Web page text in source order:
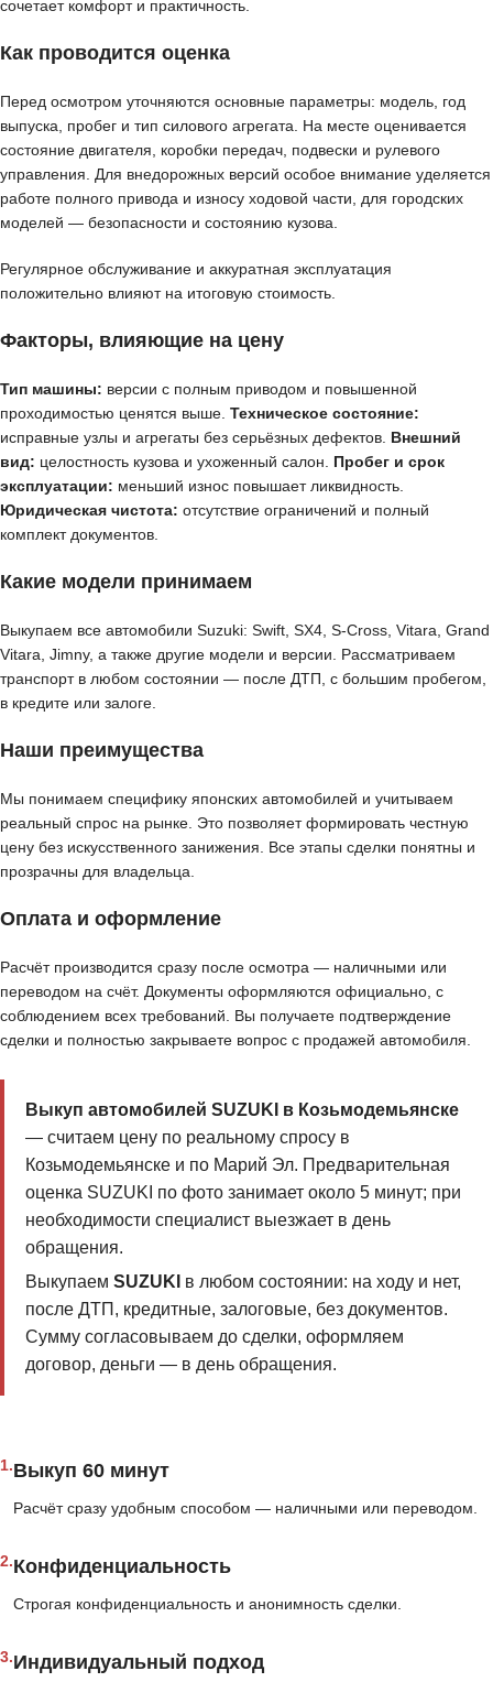
сочетает комфорт и практичность.
Как проводится оценка
Перед осмотром уточняются основные параметры: модель, год
выпуска, пробег и тип силового агрегата. На месте оценивается
состояние двигателя, коробки передач, подвески и рулевого
управления. Для внедорожных версий особое внимание уделяется
работе полного привода и износу ходовой части, для городских
моделей — безопасности и состоянию кузова.
Регулярное обслуживание и аккуратная эксплуатация
положительно влияют на итоговую стоимость.
Факторы, влияющие на цену
Тип машины: версии с полным приводом и повышенной
проходимостью ценятся выше. Техническое состояние:
исправные узлы и агрегаты без серьёзных дефектов. Внешний
вид: целостность кузова и ухоженный салон. Пробег и срок
эксплуатации: меньший износ повышает ликвидность.
Юридическая чистота: отсутствие ограничений и полный
комплект документов.
Какие модели принимаем
Выкупаем все автомобили Suzuki: Swift, SX4, S-Cross, Vitara, Grand
Vitara, Jimny, а также другие модели и версии. Рассматриваем
транспорт в любом состоянии — после ДТП, с большим пробегом,
в кредите или залоге.
Наши преимущества
Мы понимаем специфику японских автомобилей и учитываем
реальный спрос на рынке. Это позволяет формировать честную
цену без искусственного занижения. Все этапы сделки понятны и
прозрачны для владельца.
Оплата и оформление
Расчёт производится сразу после осмотра — наличными или
переводом на счёт. Документы оформляются официально, с
соблюдением всех требований. Вы получаете подтверждение
сделки и полностью закрываете вопрос с продажей автомобиля.
Выкуп автомобилей SUZUKI в Козьмодемьянске
— считаем цену по реальному спросу в
Козьмодемьянске и по Марий Эл. Предварительная
оценка SUZUKI по фото занимает около 5 минут; при
необходимости специалист выезжает в день
обращения.
Выкупаем SUZUKI в любом состоянии: на ходу и нет,
после ДТП, кредитные, залоговые, без документов.
Сумму согласовываем до сделки, оформляем
договор, деньги — в день обращения.
1.Выкуп 60 минут
Расчёт сразу удобным способом — наличными или переводом.
2.Конфиденциальность
Строгая конфиденциальность и анонимность сделки.
3.Индивидуальный подход